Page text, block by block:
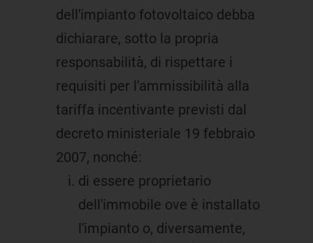
dell'impianto fotovoltaico debba
dichiarare, sotto la propria
responsabilità, di rispettare i
requisiti per l'ammissibilità alla
tariffa incentivante previsti dal
decreto ministeriale 19 febbraio
2007, nonché:
di essere proprietario
dell'immobile ove è installato
l'impianto o, diversamente,